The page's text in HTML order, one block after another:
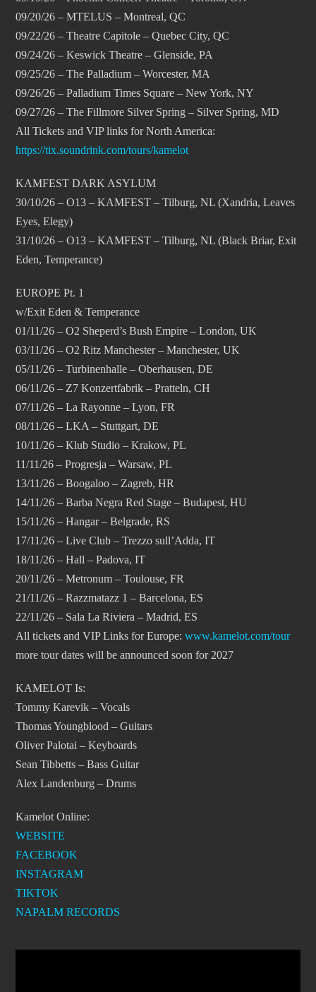
09/20/26 – MTELUS – Montreal, QC
09/22/26 – Theatre Capitole – Quebec City, QC
09/24/26 – Keswick Theatre – Glenside, PA
09/25/26 – The Palladium – Worcester, MA
09/26/26 – Palladium Times Square – New York, NY
09/27/26 – The Fillmore Silver Spring – Silver Spring, MD
All Tickets and VIP links for North America:
https://tix.soundrink.com/tours/kamelot
KAMFEST DARK ASYLUM
30/10/26 – O13 – KAMFEST – Tilburg, NL (Xandria, Leaves
Eyes, Elegy)
31/10/26 – O13 – KAMFEST – Tilburg, NL (Black Briar, Exit
Eden, Temperance)
EUROPE Pt. 1
w/Exit Eden & Temperance
01/11/26 – O2 Sheperd’s Bush Empire – London, UK
03/11/26 – O2 Ritz Manchester – Manchester, UK
05/11/26 – Turbinenhalle – Oberhausen, DE
06/11/26 – Z7 Konzertfabrik – Pratteln, CH
07/11/26 – La Rayonne – Lyon, FR
08/11/26 – LKA – Stuttgart, DE
10/11/26 – Klub Studio – Krakow, PL
11/11/26 – Progresja – Warsaw, PL
13/11/26 – Boogaloo – Zagreb, HR
14/11/26 – Barba Negra Red Stage – Budapest, HU
15/11/26 – Hangar – Belgrade, RS
17/11/26 – Live Club – Trezzo sull’Adda, IT
18/11/26 – Hall – Padova, IT
20/11/26 – Metronum – Toulouse, FR
21/11/26 – Razzmatazz 1 – Barcelona, ES
22/11/26 – Sala La Riviera – Madrid, ES
All tickets and VIP Links for Europe: www.kamelot.com/tour
more tour dates will be announced soon for 2027
KAMELOT Is:
Tommy Karevik – Vocals
Thomas Youngblood – Guitars
Oliver Palotai – Keyboards
Sean Tibbetts – Bass Guitar
Alex Landenburg – Drums
Kamelot Online:
WEBSITE
FACEBOOK
INSTAGRAM
TIKTOK
NAPALM RECORDS